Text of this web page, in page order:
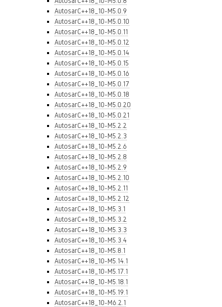
AutosarC++18_10-M5.0.9
AutosarC++18_10-M5.0.10
AutosarC++18_10-M5.0.11
AutosarC++18_10-M5.0.12
AutosarC++18_10-M5.0.14
AutosarC++18_10-M5.0.15
AutosarC++18_10-M5.0.16
AutosarC++18_10-M5.0.17
AutosarC++18_10-M5.0.18
AutosarC++18_10-M5.0.20
AutosarC++18_10-M5.0.21
AutosarC++18_10-M5.2.2
AutosarC++18_10-M5.2.3
AutosarC++18_10-M5.2.6
AutosarC++18_10-M5.2.8
AutosarC++18_10-M5.2.9
AutosarC++18_10-M5.2.10
AutosarC++18_10-M5.2.11
AutosarC++18_10-M5.2.12
AutosarC++18_10-M5.3.1
AutosarC++18_10-M5.3.2
AutosarC++18_10-M5.3.3
AutosarC++18_10-M5.3.4
AutosarC++18_10-M5.8.1
AutosarC++18_10-M5.14.1
AutosarC++18_10-M5.17.1
AutosarC++18_10-M5.18.1
AutosarC++18_10-M5.19.1
AutosarC++18_10-M6.2.1